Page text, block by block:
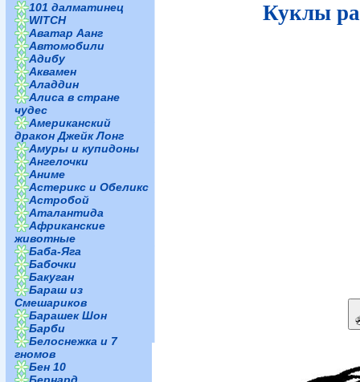
101 далматинец
WITCH
Аватар Аанг
Автомобили
Адибу
Аквамен
Аладдин
Алиса в стране
чудес
Американский
дракон Джейк Лонг
Амуры и купидоны
Ангелочки
Аниме
Астерикс и Обеликс
Астробой
Аталантида
Африканские
животные
Баба-Яга
Бабочки
Бакуган
Бараш из
Смешариков
Барашек Шон
Барби
Белоснежка и 7
гномов
Бен 10
Куклы